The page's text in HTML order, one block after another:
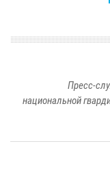
Пресс-
национальной